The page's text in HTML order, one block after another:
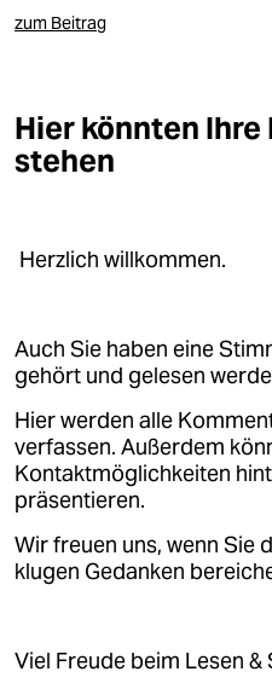
zum Beitrag
Hier könnten Ihre
stehen
Herzlich willkommen.
Auch Sie haben eine
gehört und gelesen
Hier werden alle
verfassen. Außerdem
Kontaktmöglichkeiten
präsentieren.
Wir freuen uns, wenn Sie
klugen Gedanken
Viel Freude beim Lesen &